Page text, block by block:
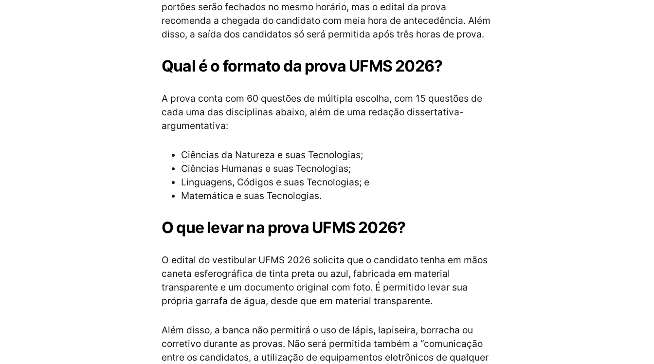
portões serão fechados no mesmo horário, mas o edital da prova
recomenda a chegada do candidato com meia hora de antecedência. Além
disso, a saída dos candidatos só será permitida após três horas de prova.
Qual é o formato da prova UFMS 2026?
A prova conta com 60 questões de múltipla escolha, com 15 questões de
cada uma das disciplinas abaixo, além de uma redação dissertativa-
argumentativa:
Ciências da Natureza e suas Tecnologias;
Ciências Humanas e suas Tecnologias;
Linguagens, Códigos e suas Tecnologias; e
Matemática e suas Tecnologias.
O que levar na prova UFMS 2026?
O edital do vestibular UFMS 2026 solicita que o candidato tenha em mãos
caneta esferográfica de tinta preta ou azul, fabricada em material
transparente e um documento original com foto. É permitido levar sua
própria garrafa de água, desde que em material transparente.
Além disso, a banca não permitirá o uso de lápis, lapiseira, borracha ou
corretivo durante as provas. Não será permitida também a “comunicação
entre os candidatos, a utilização de equipamentos eletrônicos de qualquer